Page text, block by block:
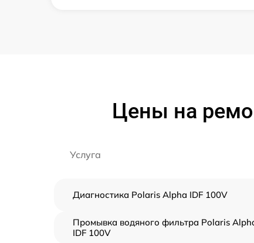
Цены на
Услуга
Диагностика Polaris Alpha IDF 100V
Промывка водяного фильтра Polaris
IDF 100V